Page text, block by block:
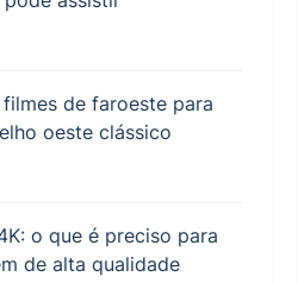
de faroeste para
oeste clássico
o que é preciso para
de alta qualidade